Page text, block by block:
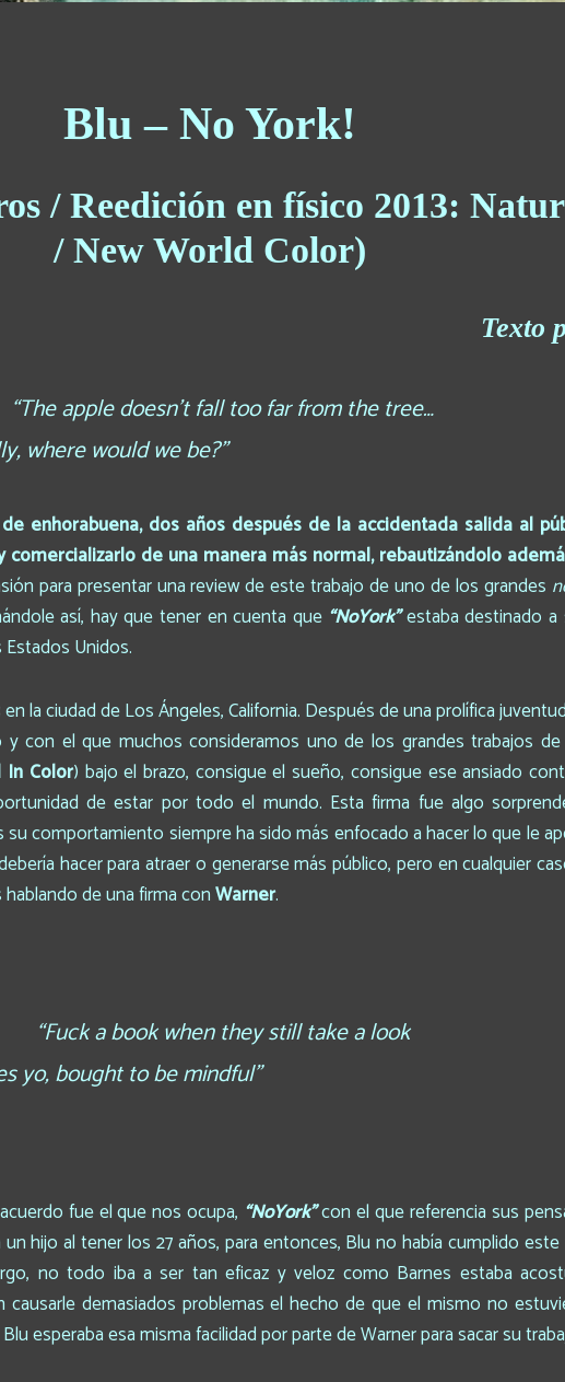
Blu – No York!
/ Reedición en físico 2013:
/ New World Color)
Texto
“The apple doesn’t fall too far from the tree…
where would we be?”
enhorabuena, dos años después de la accidentada salida al
de una manera más normal, rebautizándolo
para presentar una review de este trabajo de uno de los grandes
así, hay que tener en cuenta que “NoYork”estaba destinado a
Unidos.
en la ciudad de Los Ángeles, California. Después de una prolífica
con el que muchos consideramos uno de los grandes trabajos de
In Color) bajo el brazo, consigue el sueño, consigue ese ansiado
de estar por todo el mundo. Esta firma fue algo
comportamiento siempre ha sido más enfocado a hacer lo que le
hacer para atraer o generarse más público, pero en cualquier
de una firma conWarner.
“Fuck a book when they still take a look
yo, bought to be mindful”
fue el que nos ocupa, “NoYork”con el que referencia sus
hijo al tener los 27 años, para entonces, Blu no había cumplido
no todo iba a ser tan eficaz y veloz como Barnes estaba
demasiados problemas el hecho de que el mismo no
esperaba esa misma facilidad por parte de Warner para sacar su